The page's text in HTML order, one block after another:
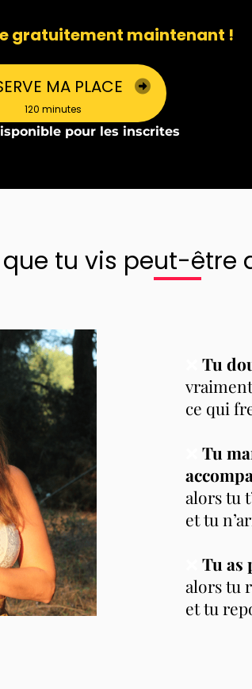
gratuitement maintenant !
MA PLACE
120 minutes
pour les inscrites
tu vis peut-être
Tu
vraiment
ce qui
Tu
alors tu
et tu
Tu as
alors tu
et tu